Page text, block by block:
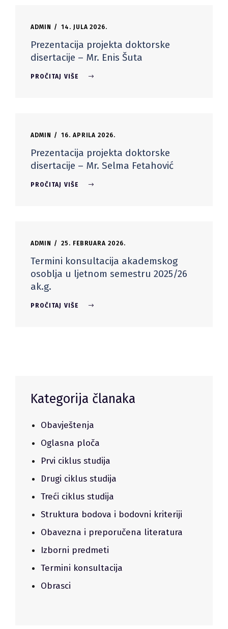
ADMIN 14. JULA 2026.
Prezentacija projekta doktorske
disertacije – Mr. Enis Šuta
PROČITAJ VIŠE
ADMIN 16. APRILA 2026.
Prezentacija projekta doktorske
disertacije – Mr. Selma Fetahović
PROČITAJ VIŠE
ADMIN 25. FEBRUARA 2026.
Termini konsultacija akademskog
osoblja u ljetnom semestru 2025/26
ak.g.
PROČITAJ VIŠE
Kategorija članaka
Obavještenja
Oglasna ploča
Prvi ciklus studija
Drugi ciklus studija
Treći ciklus studija
Struktura bodova i bodovni kriteriji
Obavezna i preporučena literatura
Izborni predmeti
Termini konsultacija
Obrasci